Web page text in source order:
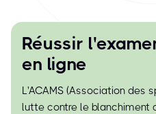
Réussir
en ligne
L'ACAMS (Association des
lutte contre le blanchiment